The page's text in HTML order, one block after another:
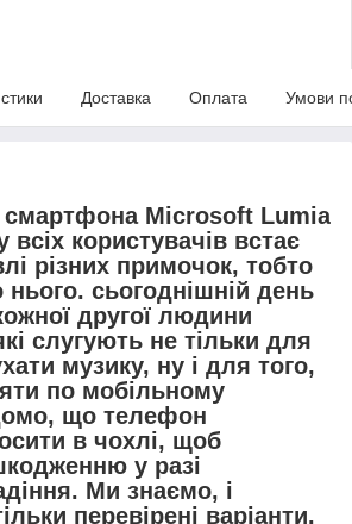
Доставка Оплата Умови
смартфона Microsoft Lumia
всіх користувачів встає
різних примочок, тобто
нього. сьогоднішній день
другої людини
слугують не тільки для
музику, ну і для того,
по мобільному
що телефон
в чохлі, щоб
у разі
Ми знаємо, і
перевірені варіанти.